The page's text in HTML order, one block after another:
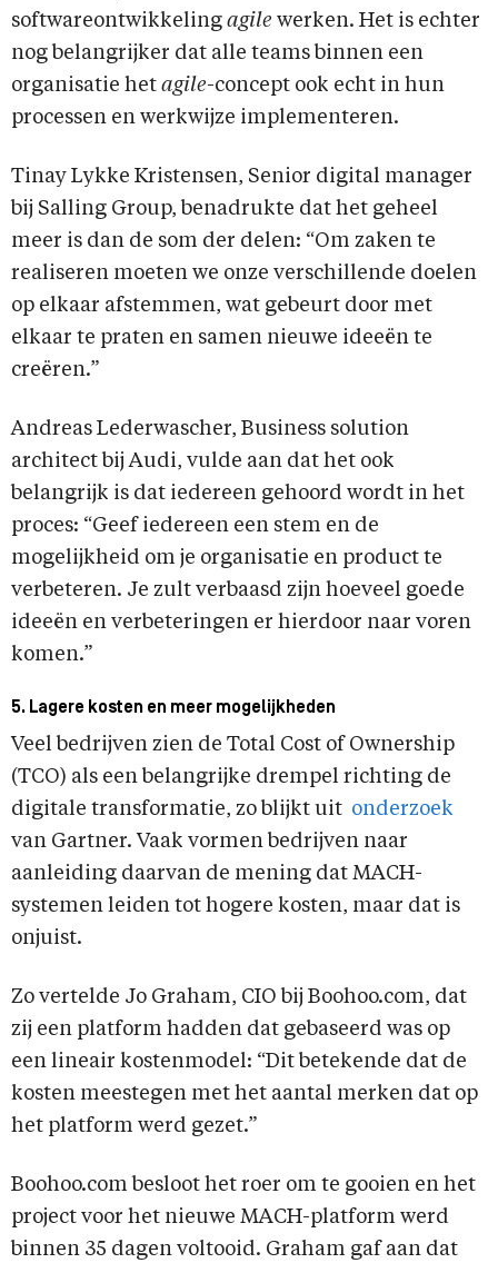
softwareontwikkeling agile werken. Het is echter
nog belangrijker dat alle teams binnen een
organisatie het agile-concept ook echt in hun
processen en werkwijze implementeren.
Tinay Lykke Kristensen, Senior digital manager
bij Salling Group, benadrukte dat het geheel
meer is dan de som der delen: “Om zaken te
realiseren moeten we onze verschillende doelen
op elkaar afstemmen, wat gebeurt door met
elkaar te praten en samen nieuwe ideeën te
creëren.”
Andreas Lederwascher, Business solution
architect bij Audi, vulde aan dat het ook
belangrijk is dat iedereen gehoord wordt in het
proces: “Geef iedereen een stem en de
mogelijkheid om je organisatie en product te
verbeteren. Je zult verbaasd zijn hoeveel goede
ideeën en verbeteringen er hierdoor naar voren
komen.”
5. Lagere kosten en meer mogelijkheden
Veel bedrijven zien de Total Cost of Ownership
(TCO) als een belangrijke drempel richting de
digitale transformatie, zo blijkt uit onderzoek
van Gartner. Vaak vormen bedrijven naar
aanleiding daarvan de mening dat MACH-
systemen leiden tot hogere kosten, maar dat is
onjuist.
Zo vertelde Jo Graham, CIO bij Boohoo.com, dat
zij een platform hadden dat gebaseerd was op
een lineair kostenmodel: “Dit betekende dat de
kosten meestegen met het aantal merken dat op
het platform werd gezet.”
Boohoo.com besloot het roer om te gooien en het
project voor het nieuwe MACH-platform werd
binnen 35 dagen voltooid. Graham gaf aan dat